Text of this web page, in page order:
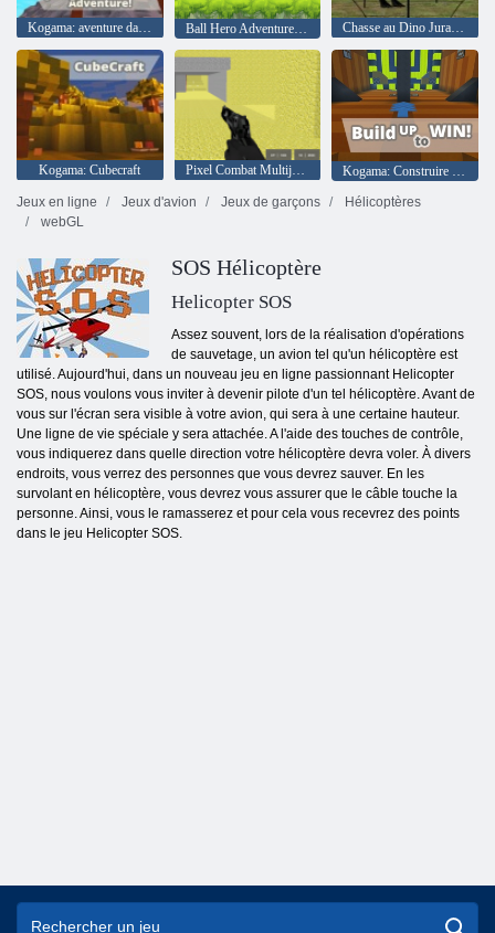
Kogama: aventure dans la jungle Ball Hero Adventure: Balle Bounce Rouge Chasse au Dino Jurassique
Kogama: Cubecraft Pixel Combat Multijoueur
Kogama: Construire pour gagner
Jeux en ligne
Jeux d'avion Jeux de garçons
Hélicoptères
webGL
SOS Hélicoptère
Helicopter SOS
Assez souvent, lors de la réalisation d'opérations
de sauvetage, un avion tel qu'un hélicoptère est
utilisé. Aujourd'hui, dans un nouveau jeu en ligne passionnant Helicopter
SOS, nous voulons vous inviter à devenir pilote d'un tel hélicoptère. Avant de
vous sur l'écran sera visible à votre avion, qui sera à une certaine hauteur.
Une ligne de vie spéciale y sera attachée. A l'aide des touches de contrôle,
vous indiquerez dans quelle direction votre hélicoptère devra voler. À divers
endroits, vous verrez des personnes que vous devrez sauver. En les
survolant en hélicoptère, vous devrez vous assurer que le câble touche la
personne. Ainsi, vous le ramasserez et pour cela vous recevrez des points
dans le jeu Helicopter SOS.